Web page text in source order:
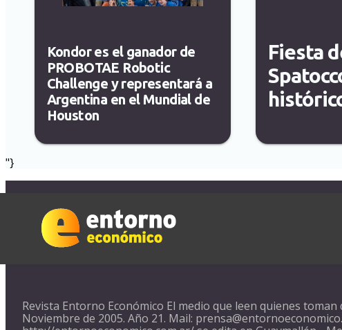
Fiesta
Kondor es el ganador de
PROBOTAE Robotic
Challenge y representará a
Argentina en el Mundial de
Houston
"}
Revista Entorno Económico El medio que leen quienes toman
Noviembre de 2005. Año 21. Mail: